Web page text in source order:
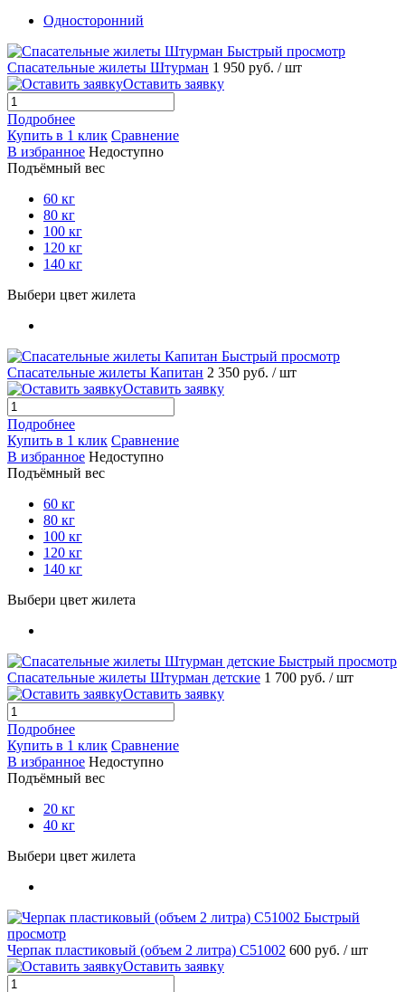
Односторонний
Быстрый просмотр
Спасательные жилеты Штурман 1 950 руб. / шт
Оставить заявку
Подробнее
Купить в 1 клик Сравнение
В избранное Недоступно
Подъёмный вес
60 кг
80 кг
100 кг
120 кг
140 кг
Выбери цвет жилета
Быстрый просмотр
Спасательные жилеты Капитан 2 350 руб. / шт
Оставить заявку
Подробнее
Купить в 1 клик Сравнение
В избранное Недоступно
Подъёмный вес
60 кг
80 кг
100 кг
120 кг
140 кг
Выбери цвет жилета
Быстрый просмотр
Спасательные жилеты Штурман детские 1 700 руб. / шт
Оставить заявку
Подробнее
Купить в 1 клик Сравнение
В избранное Недоступно
Подъёмный вес
20 кг
40 кг
Выбери цвет жилета
Быстрый
просмотр
Черпак пластиковый (объем 2 литра) С51002 600 руб. / шт
Оставить заявку